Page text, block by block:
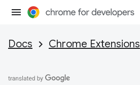
Docs Chrome Extensions